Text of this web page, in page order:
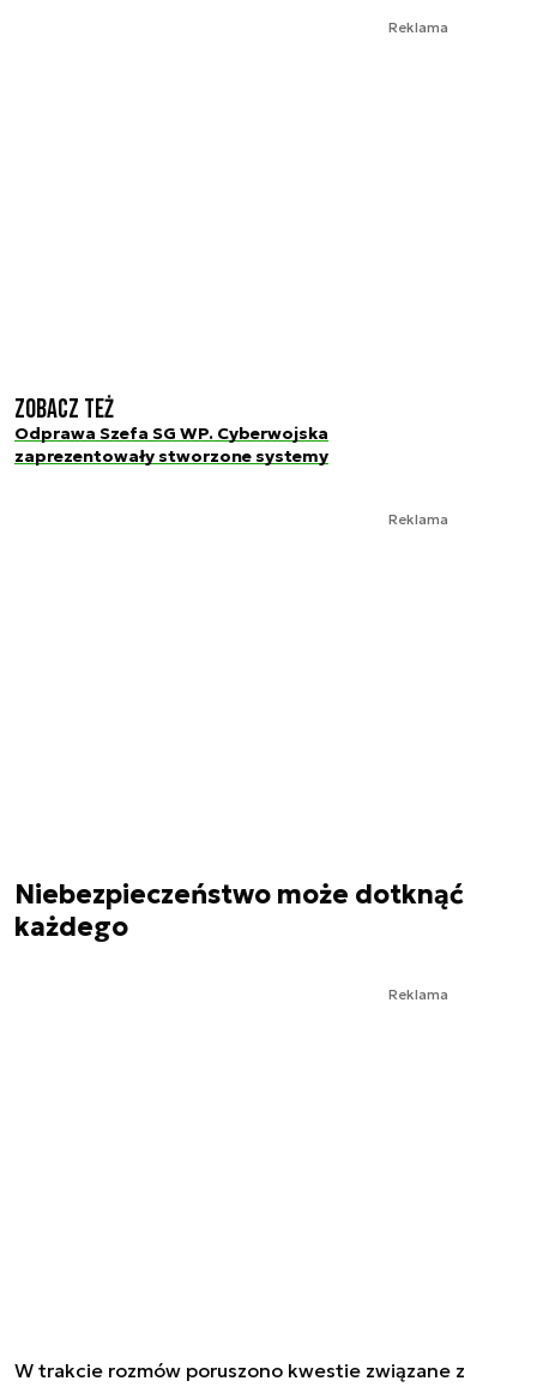
Reklama
Zobacz też
Odprawa Szefa SG WP. Cyberwojska
zaprezentowały stworzone systemy
Reklama
Niebezpieczeństwo może dotknąć
każdego
Reklama
W trakcie rozmów poruszono kwestie związane z